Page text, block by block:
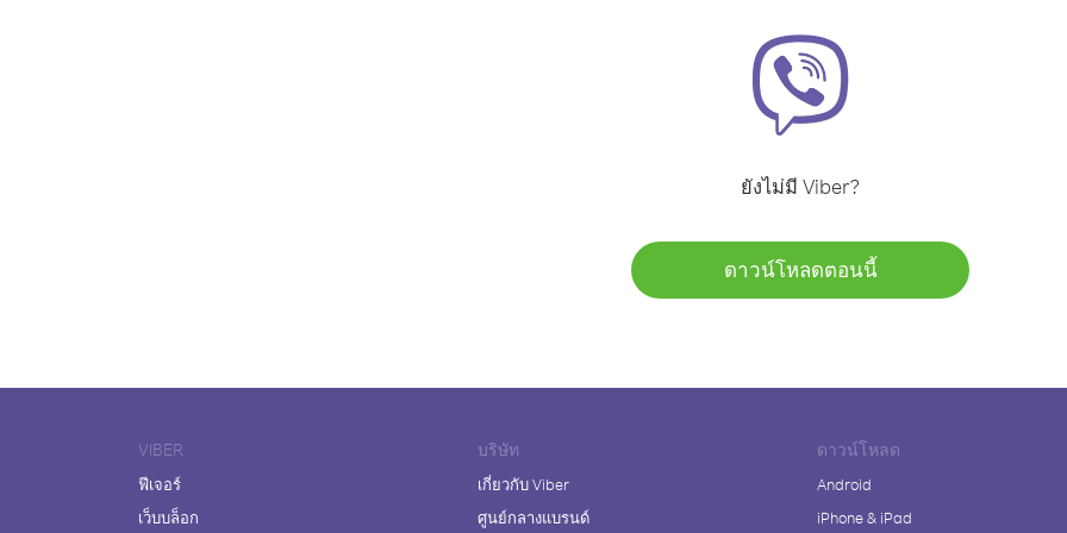
ยังไม่มี Viber?
ดาวน์โหลดตอนนี้
VIBER
ฟีเจอร์
เว็บบล็อก
บริษัท
เกี่ยวกับ Viber
ศูนย์กลางแบรนด์
ดาวน์โหลด
Android
iPhone & iPad